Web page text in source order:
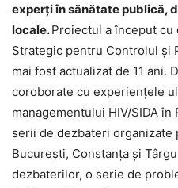
experți în sănătate publică,
locale.Proiectul a început cu
Strategic pentru Controlul și
mai fost actualizat de 11 ani.
coroborate cu experiențele
managementului HIV/SIDA în
serii de dezbateri organizate
București, Constanța și
dezbaterilor, o serie de